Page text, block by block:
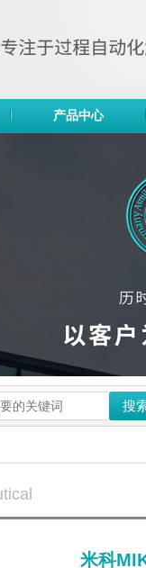
产品中心
米科